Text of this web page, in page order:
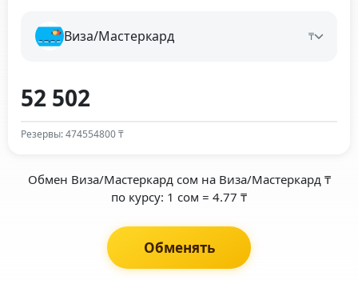
Виза/Мастеркард ₸
Резервы: 474554800 ₸
Обмен Виза/Мастеркард сом на Виза/Мастеркард ₸
по курсу: 1 сом = 4.77 ₸
Обменять